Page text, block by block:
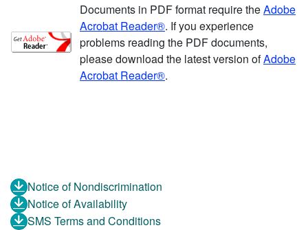
Documents in PDF format require theAdobe
Acrobat Reader®. If you experience
problems reading the PDF documents,
please download the latest version ofAdobe
Acrobat Reader®.
Notice of Nondiscrimination
Notice of Availability
SMS Terms and Conditions